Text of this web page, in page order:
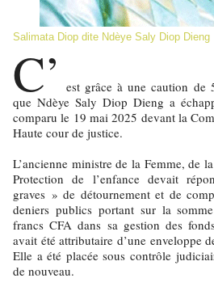
Salimata Diop dite Ndèye Saly Diop Dieng
C’
est grâce à une caution
que Ndèye Saly Diop Dieng a
comparu le 19 mai 2025 devant la
Haute cour de justice.
L’ancienne ministre de la Femme, de
Protection de l’enfance devait
graves » de détournement et de
deniers publics portant sur la
francs CFA dans sa gestion des
avait été attributaire d’une enveloppe
Elle a été placée sous contrôle
de nouveau.